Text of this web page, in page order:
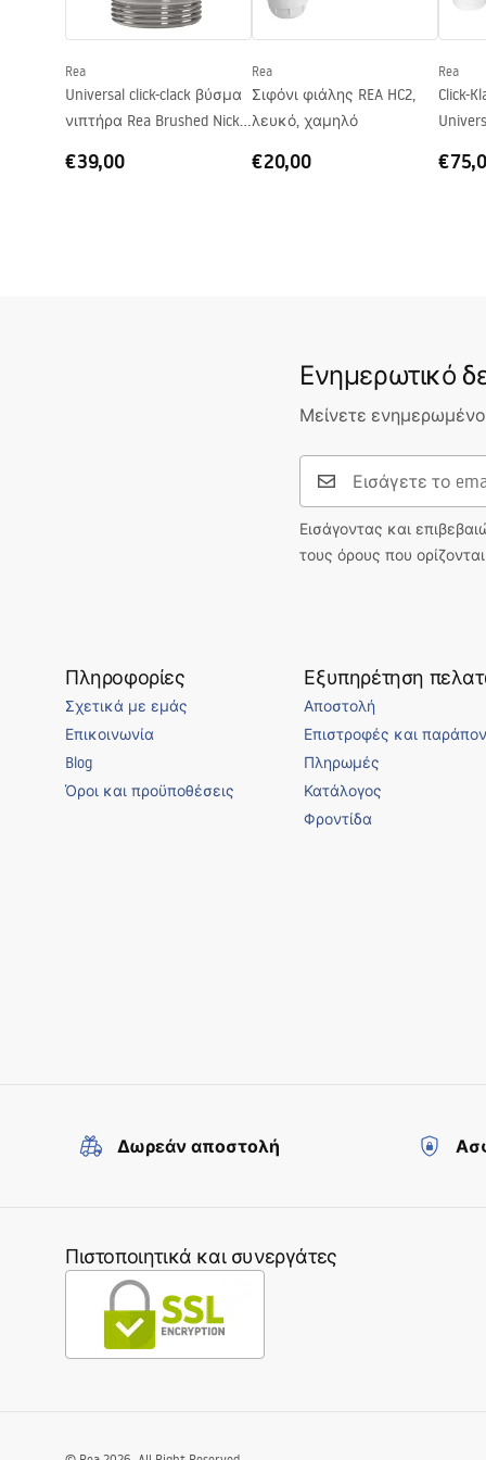
Σχήμα
Ορθογώνιο
Οπή βρύσης
Όχι
Οπή υπερχείλισης
Deklaracja.pdf
Rea
Universal click-clack βύσμα
νιπτήρα Rea Brushed Nickel
€39,00
Rea
Σιφόνι φιάλης REA HC2,
λευκό, χαμηλό
€20,00
Rea
Click-
Ενημερωτικό
Μείνετε
Εισάγοντας και
τους όρους που
Πληροφορίες
Σχετικά με εμάς
Επικοινωνία
Blog
Όροι και προϋποθέσεις
Εξυπηρέτηση
Αποστολή
Επιστροφές και
Πληρωμές
Κατάλογος
Φροντίδα
Δωρεάν αποστολή
Πιστοποιητικά και συνεργάτες